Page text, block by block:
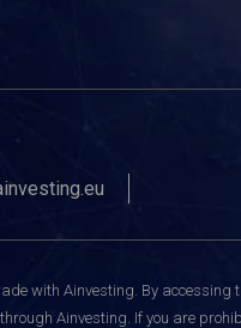
with Ainvesting. By accessing
Ainvesting. If you are